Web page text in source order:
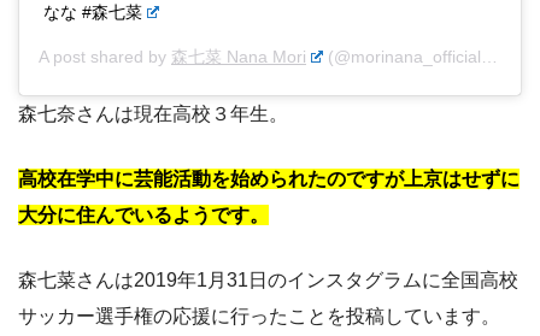
なな #森七菜
A post shared by 森七菜 Nana Mori (@morinana_official) on
森七奈さんは現在高校３年生。
高校在学中に芸能活動を始められたのですが上京はせずに
大分に住んでいるようです。
森七菜さんは2019年1月31日のインスタグラムに全国高校
サッカー選手権の応援に行ったことを投稿しています。